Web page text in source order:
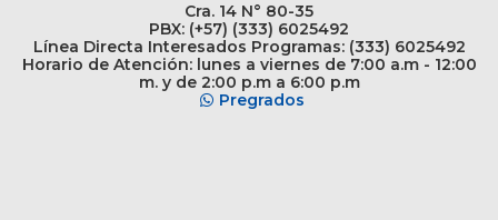
Cra. 14 N° 80-35
PBX: (+57) (333) 6025492
Línea Directa Interesados Programas: (333) 6025492
Horario de Atención: lunes a viernes de 7:00 a.m - 12:00
m. y de 2:00 p.m a 6:00 p.m
Pregrados